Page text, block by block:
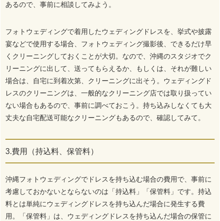
あるので、事前に相談してみよう。
フォトウェディングで着用したウェディングドレスを、挙式や披露
宴などで使用する場合、フォトウェディング撮影後、できるだけ早
くクリーニングしておくことが大切。なので、沖縄のスタジオでク
リーニングに出して、送ってもらえるか、もしくは、それが難しい
場合は、自宅に到着次第、クリーニングに出そう。ウェディングド
レスのクリーニングは、一般的なクリーニング店では取り扱ってい
ない場合もあるので、事前に調べておこう。持ち込みしなくても大
丈夫な自宅配送可能なクリーニングもあるので、確認してみて。
3.費用（持込料、保管料）
沖縄フォトウェディングでドレスを持ち込む場合の費用で、事前に
考慮しておかないとならないのは「持込料」「保管料」です。持込
料とは単純にウェディングドレスを持ち込んだ場合に発生する費
用。「保管料」は、ウェディングドレスを持ち込んだ場合の保管に